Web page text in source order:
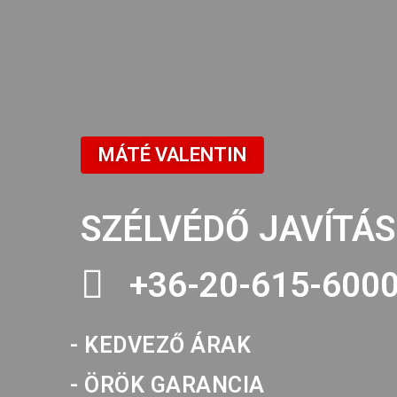
MÁTÉ VALENTIN
SZÉLVÉDŐ JAVÍTÁS
+36-20-615-
- KEDVEZŐ ÁRAK
- ÖRÖK GARANCIA